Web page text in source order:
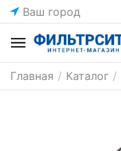
Ваш город
Главная / Каталог /